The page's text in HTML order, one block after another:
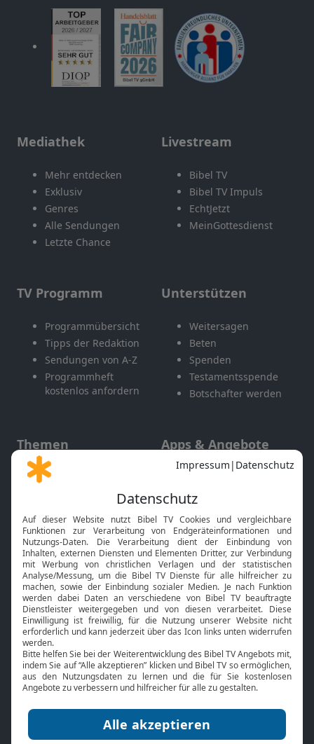
Mediathek
Mehr entdecken
Exklusiv
Genres
Alle Sendungen
Letzte Chance
Livestream
Bibel TV
Bibel TV Impuls
EchtJetzt
MeinGottesdienst
TV Programm
Programmübersicht
Tipps der Redaktion
Sendungen von A-Z
Programmheft
kostenlos anfordern
Unterstützen
Weitersagen
Beten
Spenden
Testamentsspende
Botschafter werden
Themen
Gott und Bibel erklärt
Neuigkeiten
Apps & Angebote
Mobile App
Smart TV
HbbTV
Bibelthek Online-Bibel
Nächster Gottesdienst
Bibel TV
Über uns
Jobs
Mediadaten
Service
Kontakt
TV-Empfang